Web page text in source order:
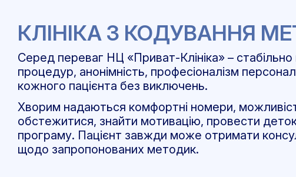
КЛІНІКА З КОДУВАННЯ
Серед переваг НЦ «Приват-Клініка» –
процедур, анонімність, професіоналізм
кожного пацієнта без виключень.
Хворим надаються комфортні номери,
обстежитися, знайти мотивацію, провести
програму. Пацієнт завжди може отримати
щодо запропонованих методик.